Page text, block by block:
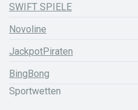
SWIFT SPIELE
Novoline
JackpotPiraten
BingBong
Sportwetten